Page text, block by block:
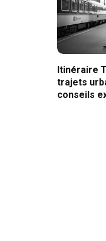
Itinéraire
trajets
conseils